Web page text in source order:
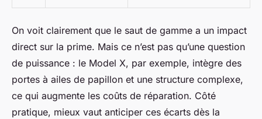
On voit clairement que le saut de gamme a un impact
direct sur la prime. Mais ce n’est pas qu’une question
de puissance : le Model X, par exemple, intègre des
portes à ailes de papillon et une structure complexe,
ce qui augmente les coûts de réparation. Côté
pratique, mieux vaut anticiper ces écarts dès la